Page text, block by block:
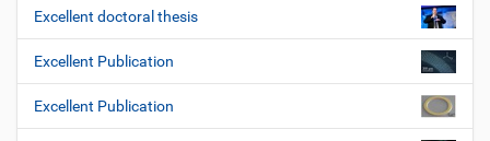
Excellent doctoral thesis
Excellent Publication
Excellent Publication